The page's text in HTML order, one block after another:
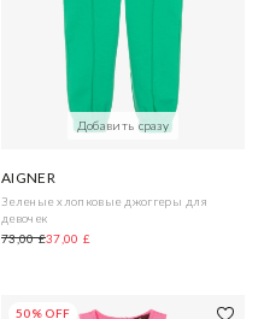
Добавить сразу
AIGNER
Зеленые хлопковые джоггеры для
девочек
73,00 £37,00 £
50% OFF